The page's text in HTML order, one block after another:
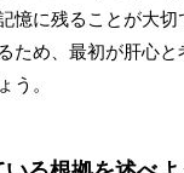
憶に残ることが大
ため、最初が肝心と
う。